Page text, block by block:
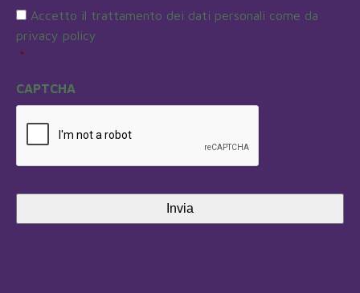
Consenso *
Accetto il trattamento dei dati personali come da
privacy policy
*
CAPTCHA